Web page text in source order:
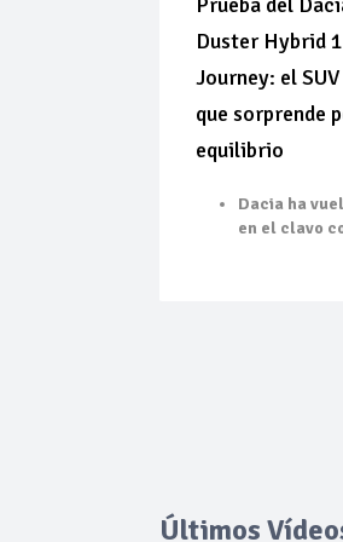
Duster Hybrid
Journey: el
que sorprende
equilibrio
Dacia ha
en el clavo
Últimos